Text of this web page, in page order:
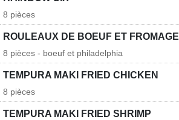
8 pièces
ROULEAUX DE BOEUF ET FROMAGE
8 pièces - boeuf et philadelphia
TEMPURA MAKI FRIED CHICKEN
8 pièces
TEMPURA MAKI FRIED SHRIMP